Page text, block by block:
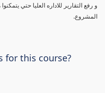
و رفع التقارير للاداره العليا حتي
المشروع.
for this course?